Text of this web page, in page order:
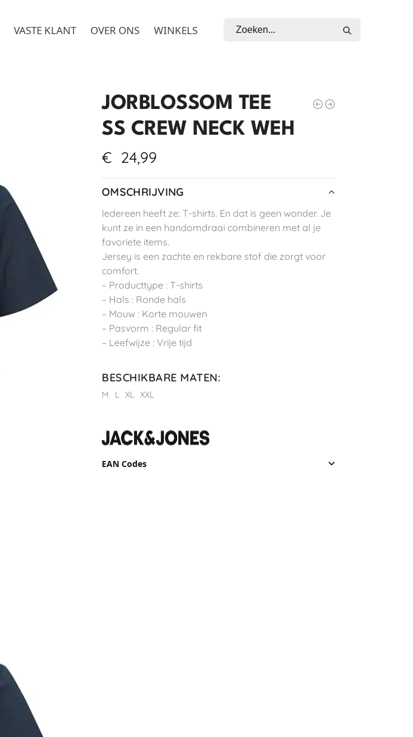
VASTE KLANT OVER ONS WINKELS
JORBLOSSOM TEE
SS CREW NECK WEH
€ 24,99
OMSCHRIJVING
Iedereen heeft ze: T-shirts. En dat is geen wonder. Je
kunt ze in een handomdraai combineren met al je
favoriete items.
Jersey is een zachte en rekbare stof die zorgt voor
comfort.
– Producttype : T-shirts
– Hals : Ronde hals
– Mouw : Korte mouwen
– Pasvorm : Regular fit
– Leefwijze : Vrije tijd
BESCHIKBARE MATEN:
M L XL XXL
EAN Codes